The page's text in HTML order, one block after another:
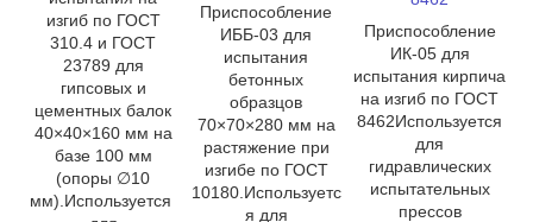
изгиб по ГОСТ
310.4 и ГОСТ
23789 для
гипсовых и
цементных балок
40×40×160 мм на
базе 100 мм
(опоры ∅10
мм).Используется
Приспособление
ИББ-03 для
испытания
бетонных
образцов
70×70×280 мм на
растяжение при
изгибе по ГОСТ
10180.Используетс
я для
Приспособление
ИК-05 для
испытания кирпича
на изгиб по ГОСТ
8462Используется
для
гидравлических
испытательных
прессов